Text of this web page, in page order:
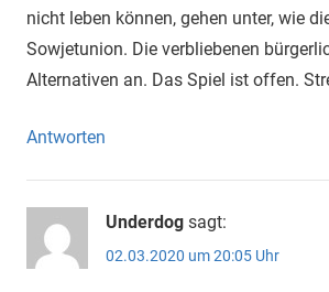
nicht leben können, gehen unter, wie
Sowjetunion. Die verbliebenen
Alternativen an. Das Spiel ist offen.
Antworten
Underdog sagt:
02.03.2020 um 20:05 Uhr